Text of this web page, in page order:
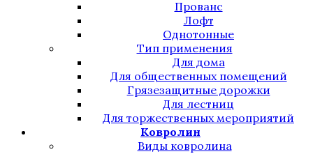
Прованс
Лофт
Однотонные
Тип применения
Для дома
Для общественных помещений
Грязезащитные дорожки
Для лестниц
Для торжественных мероприятий
Ковролин
Виды ковролина